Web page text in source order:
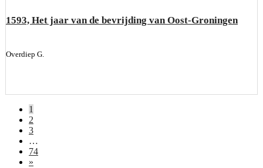
1593, Het jaar van de bevrijding van Oost-Groningen
Overdiep G.
1
2
3
…
74
»